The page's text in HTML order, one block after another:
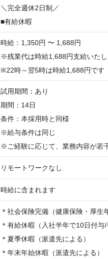
＼完全週休2日制／
■有給休暇
時給：1,350円 〜 1,688円
※残業代は時給1,688円支給いた
※22時～翌5時は時給1,688円です
試用期間：あり
期間：14日
条件：本採用時と同様
※給与条件は同じ
※ご経験に応じて、業務内容が若
リモートワークなし
時給に含まれます
＊社会保険完備（健康保険・厚生
＊有給休暇（入社半年で10日付与/
＊夏季休暇（派遣先による）
＊年末年始休暇（派遣先による）